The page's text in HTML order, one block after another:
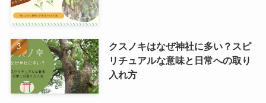
クスノキはなぜ神社に多い？スピ
リチュアルな意味と日常への取り
入れ方